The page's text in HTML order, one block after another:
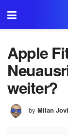
Apple
weiter?
by Milan